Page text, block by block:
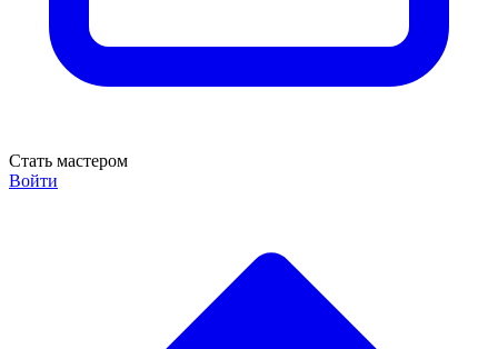
Стать мастером
Войти